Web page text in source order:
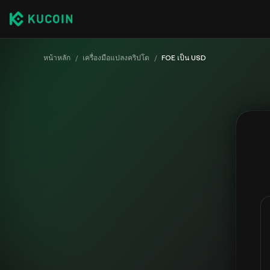
หน้าหลัก / เครื่องมือแปลงคริปโต / FOE เป็น USD